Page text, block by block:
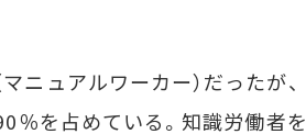
ニュアルワーカー）だったが、
％を占めている。知識労働者を